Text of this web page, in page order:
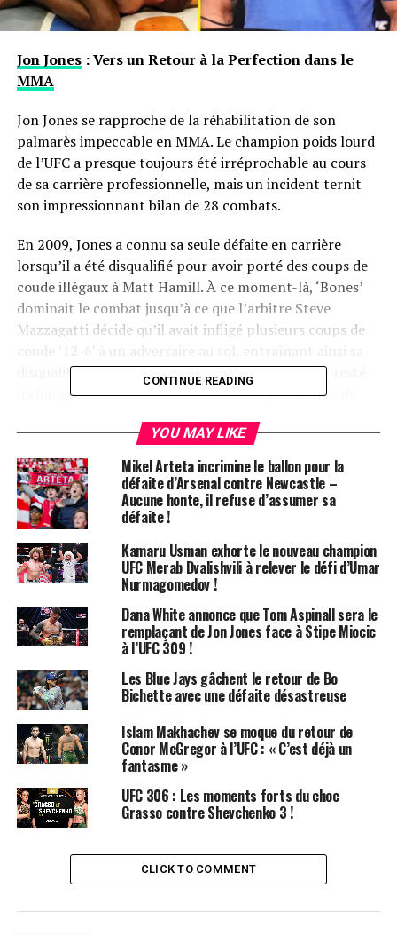
Jon Jones: Vers un Retour à la Perfection dans le
MMA
Jon Jones se rapproche de la réhabilitation de son
palmarès impeccable en MMA. Le champion poids lourd
de l’UFC a presque toujours été irréprochable au cours
de sa carrière professionnelle, mais un incident ternit
son impressionnant bilan de 28 combats.
En 2009, Jones a connu sa seule défaite en carrière
lorsqu’il a été disqualifié pour avoir porté des coups de
coude illégaux à Matt Hamill. À ce moment-là, ‘Bones’
dominait le combat jusqu’à ce que l’arbitre Steve
Mazzagatti décide qu’il avait infligé plusieurs coups de
disqualification. Malgré son appel, le résultat est resté
inchangé, tout comme les efforts de la promotion de
Récemment, l’Association des Commissions de Boxe
(ABC) a voté à l’unanimité pour lever l’interdiction des
coups de coude ’12-6′, une règle en vigueur depuis
l’établissement des Règles Unifiées du MMA en 2000.
Cette décision pourrait avoir des implications
significatives pour Jones.
Réaction de Jones à la Nouvelle Règle
Jones a rapidement réagi à ce changement de règle
historique sur les réseaux sociaux. Le combattant de 37
ans a partagé une image de son affrontement avec
Hamill sur Instagram, en s’adressant à Dana White pour
lui demander de réviser sa seule défaite. « Invaincu alors,
invaincu maintenant », a-t-il écrit en légende de son
post, ajoutant : « Dana White, nous devons faire
disparaître cette défaite des livres d’histoire. »
Avec cette nouvelle possibilité, Jones pourrait à nouveau
de succès restent incertaines.
Les Perspectives de Changement de Résultat
CONTINUE READING
YOU MAY LIKE
Mikel Arteta incrimine le ballon pour la
défaite d’Arsenal contre Newcastle –
Aucune honte, il refuse d’assumer sa
défaite !
Kamaru Usman exhorte le nouveau champion
UFC Merab Dvalishvili à relever le défi d’Umar
Nurmagomedov !
Dana White annonce que Tom Aspinall sera le
remplaçant de Jon Jones face à Stipe Miocic
à l’UFC 309 !
Les Blue Jays gâchent le retour de Bo
Bichette avec une défaite désastreuse
Islam Makhachev se moque du retour de
Conor McGregor à l’UFC : « C’est déjà un
fantasme »
UFC 306 : Les moments forts du choc
Grasso contre Shevchenko 3 !
CLICK TO COMMENT